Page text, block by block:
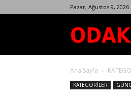
Pazar, Ağustos 9, 2026
Ana Sayfa
KATEGORİLER